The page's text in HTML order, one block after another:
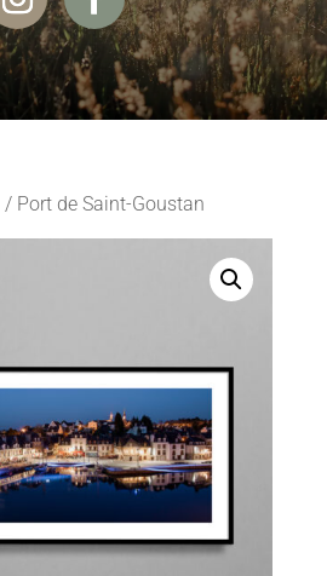
/ Port de Saint-Goustan